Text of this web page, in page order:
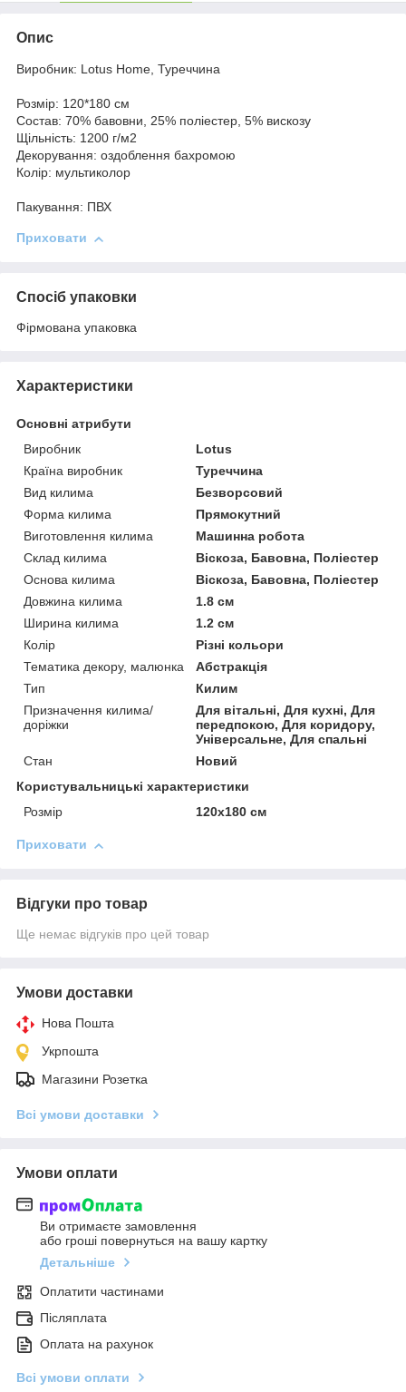
Опис
Виробник: Lotus Home, Туреччина
Розмір: 120*180 см
Состав: 70% бавовни, 25% поліестер, 5% вискозу
Щільність: 1200 г/м2
Декорування: оздоблення бахромою
Колір: мультиколор
Пакування: ПВХ
Приховати
Спосіб упаковки
Фірмована упаковка
Характеристики
Основні атрибути
Виробник
Lotus
Країна виробник
Туреччина
Вид килима
Безворсовий
Форма килима
Прямокутний
Виготовлення килима
Машинна робота
Склад килима
Віскоза, Бавовна, Поліестер
Основа килима
Віскоза, Бавовна, Поліестер
Довжина килима
1.8 см
Ширина килима
1.2 см
Колір
Різні кольори
Тематика декору, малюнка
Абстракція
Тип
Килим
Призначення килима/
доріжки
Для вітальні, Для кухні, Для
передпокою, Для коридору,
Універсальне, Для спальні
Стан
Новий
Користувальницькі характеристики
Розмір
120x180 см
Приховати
Відгуки про товар
Ще немає відгуків про цей товар
Умови доставки
Нова Пошта
Укрпошта
Магазини Розетка
Всі умови доставки
Умови оплати
Ви отримаєте замовлення
або гроші повернуться на вашу картку
Детальніше
Оплатити частинами
Післяплата
Оплата на рахунок
Всі умови оплати